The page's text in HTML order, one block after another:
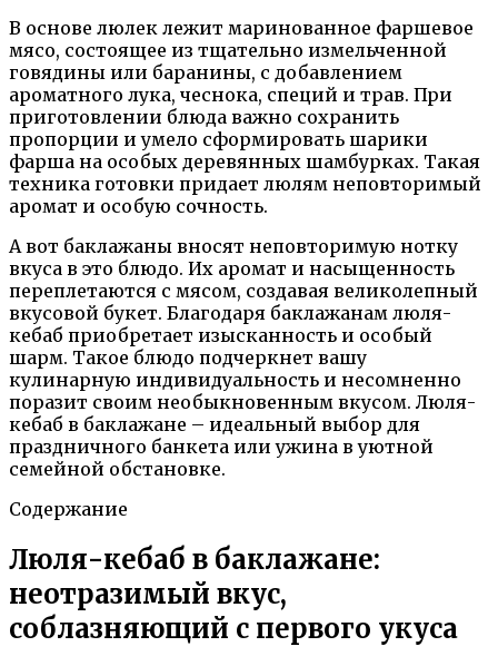
В основе люлек лежит маринованное фаршевое
мясо, состоящее из тщательно измельченной
говядины или баранины, с добавлением
ароматного лука, чеснока, специй и трав. При
приготовлении блюда важно сохранить
пропорции и умело сформировать шарики
фарша на особых деревянных шамбурках. Такая
техника готовки придает люлям неповторимый
аромат и особую сочность.
А вот баклажаны вносят неповторимую нотку
вкуса в это блюдо. Их аромат и насыщенность
переплетаются с мясом, создавая великолепный
вкусовой букет. Благодаря баклажанам люля-
кебаб приобретает изысканность и особый
шарм. Такое блюдо подчеркнет вашу
кулинарную индивидуальность и несомненно
поразит своим необыкновенным вкусом. Люля-
кебаб в баклажане – идеальный выбор для
праздничного банкета или ужина в уютной
семейной обстановке.
Содержание
Люля-кебаб в баклажане:
неотразимый вкус,
соблазняющий с первого укуса